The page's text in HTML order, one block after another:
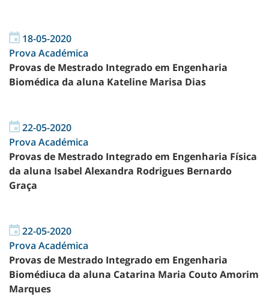
18-05-2020
Prova Académica
Provas de Mestrado Integrado em Engenharia
Biomédica da aluna Kateline Marisa Dias
22-05-2020
Prova Académica
Provas de Mestrado Integrado em Engenharia Física
da aluna Isabel Alexandra Rodrigues Bernardo
Graça
22-05-2020
Prova Académica
Provas de Mestrado Integrado em Engenharia
Biomédiuca da aluna Catarina Maria Couto Amorim
Marques